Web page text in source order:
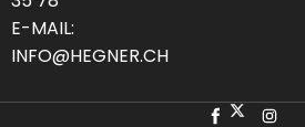
E-MAIL:
INFO@HEGNER.CH